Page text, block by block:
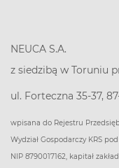
NEUCA S.A.
z siedzibą w Toruniu
ul. Forteczna 35-37,
wpisana do Rejestru
Wydział Gospodarczy KRS
NIP 8790017162, kapitał